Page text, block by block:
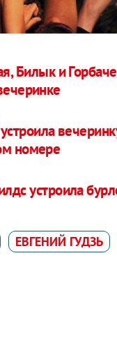
Билык и
номере
устроила
ЕВГЕНИЙ ГУДЗЬ